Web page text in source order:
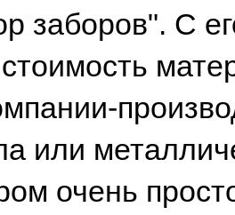
заборов". С
стоимость
или
очень